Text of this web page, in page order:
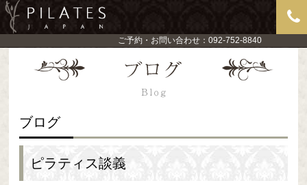
ご予約・お問い合わせ：092-752-8840
ブログ
ピラティス談義